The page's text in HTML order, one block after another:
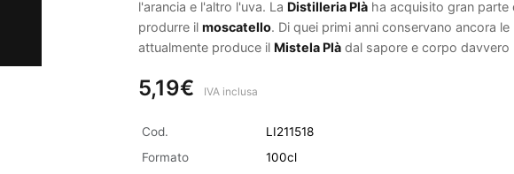
l'arancia e l'altro l'uva. La Distilleria Plà ha acquisito gran parte
produrre il moscatello. Di quei primi anni conservano ancora le
attualmente produce il Mistela Plà dal sapore e corpo davvero
5,19€ IVA inclusa
Cod.
LI211518
Formato
100cl